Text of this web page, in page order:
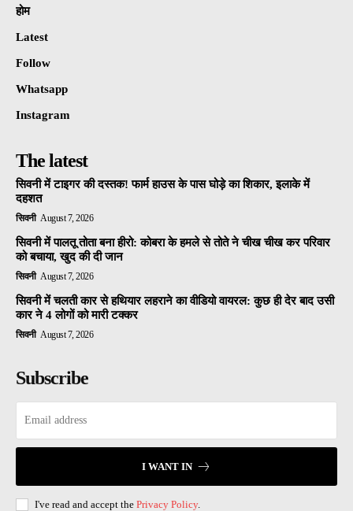
होम
Latest
Follow
Whatsapp
Instagram
The latest
सिवनी में टाइगर की दस्तक! फार्म हाउस के पास घोड़े का शिकार, इलाके में
दहशत
सिवनी August 7, 2026
सिवनी में पालतू तोता बना हीरो: कोबरा के हमले से तोते ने चीख चीख कर परिवार
को बचाया, खुद की दी जान
सिवनी August 7, 2026
सिवनी में चलती कार से हथियार लहराने का वीडियो वायरल: कुछ ही देर बाद उसी
कार ने 4 लोगों को मारी टक्कर
सिवनी August 7, 2026
Subscribe
I WANT IN
I've read and accept the Privacy Policy.